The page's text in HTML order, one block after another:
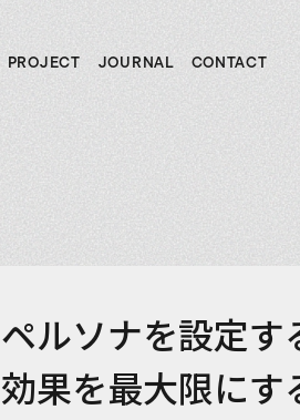
PROJECT JOURNAL CONTACT
ペルソナを設定す
効果を最大限にす